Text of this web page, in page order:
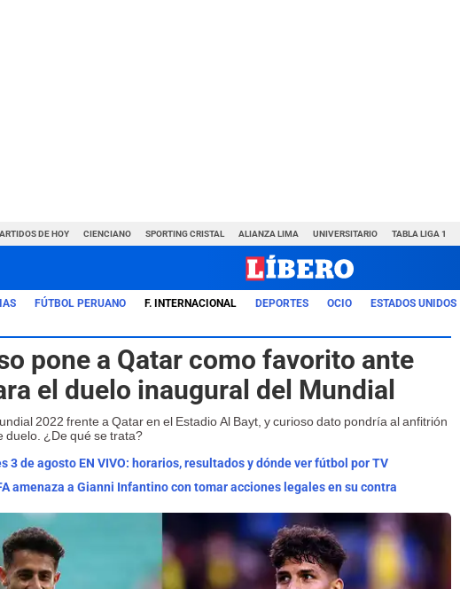
DE HOY CIENCIANO SPORTING CRISTAL ALIANZA LIMA UNIVERSITARIO TABLA LIGA 1
FÚTBOL PERUANO F. INTERNACIONAL DEPORTES OCIO ESTADOS UNIDOS
pone a Qatar como favorito ante
el duelo inaugural del Mundial
2022 frente a Qatar en el Estadio Al Bayt, y curioso dato pondría al anfitrión
duelo. ¿De qué se trata?
3 de agosto EN VIVO: horarios, resultados y dónde ver fútbol por TV
amenaza a Gianni Infantino con tomar acciones legales en su contra